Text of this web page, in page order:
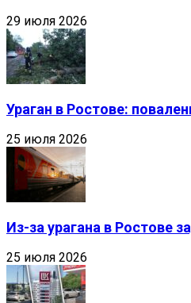
29 июля 2026
Ураган в Ростове:
25 июля 2026
Из-за урагана в Ростове
25 июля 2026